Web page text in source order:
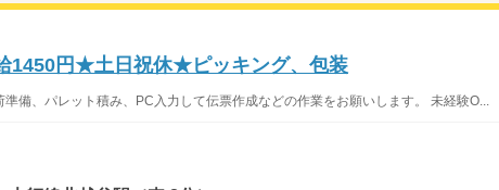
1450円★土日祝休★ピッキング、包装
備、パレット積み、PC入力して伝票作成などの作業をお願いします。 未経験O...